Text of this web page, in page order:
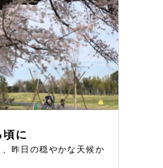
頃に
昨日の穏やかな天候か